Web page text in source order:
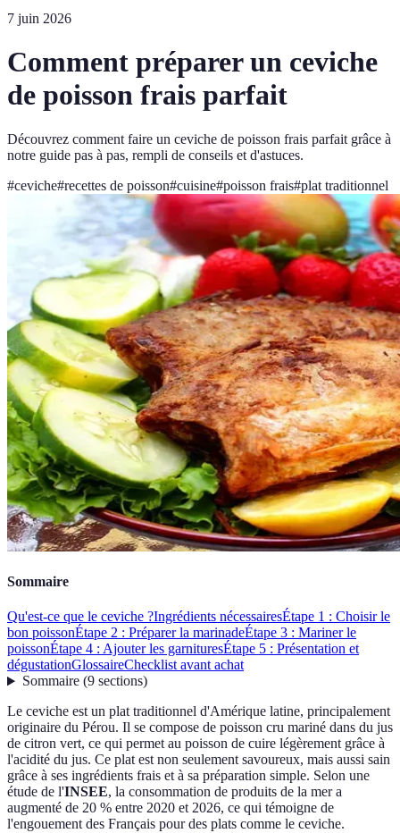
7 juin 2026
Comment préparer un ceviche
de poisson frais parfait
Découvrez comment faire un ceviche de poisson frais parfait grâce à
notre guide pas à pas, rempli de conseils et d'astuces.
#ceviche#recettes de poisson#cuisine#poisson frais#plat traditionnel
Sommaire
Qu'est-ce que le ceviche ?Ingrédients nécessairesÉtape 1 : Choisir le
bon poissonÉtape 2 : Préparer la marinadeÉtape 3 : Mariner le
poissonÉtape 4 : Ajouter les garnituresÉtape 5 : Présentation et
dégustationGlossaireChecklist avant achat
Sommaire(9 sections)
Le ceviche est un plat traditionnel d'Amérique latine, principalement
originaire du Pérou. Il se compose de poisson cru mariné dans du jus
de citron vert, ce qui permet au poisson de cuire légèrement grâce à
l'acidité du jus. Ce plat est non seulement savoureux, mais aussi sain
grâce à ses ingrédients frais et à sa préparation simple. Selon une
étude de l'INSEE, la consommation de produits de la mer a
augmenté de 20 % entre 2020 et 2026, ce qui témoigne de
l'engouement des Français pour des plats comme le ceviche.